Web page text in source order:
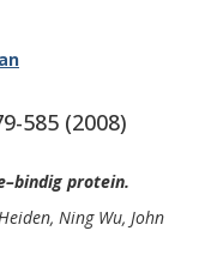
585 (2008)
protein.
Ning Wu, John